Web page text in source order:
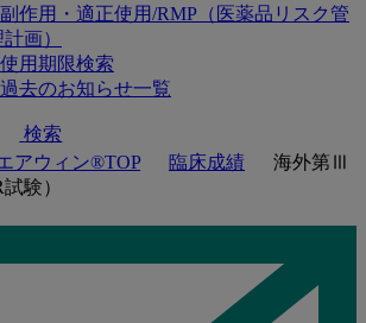
作用・適正使用/RMP（医薬品リスク管
画）
用期限検索
去のお知らせ一覧
検索
アウィン®TOP 臨床成績
海外第Ⅲ
験）